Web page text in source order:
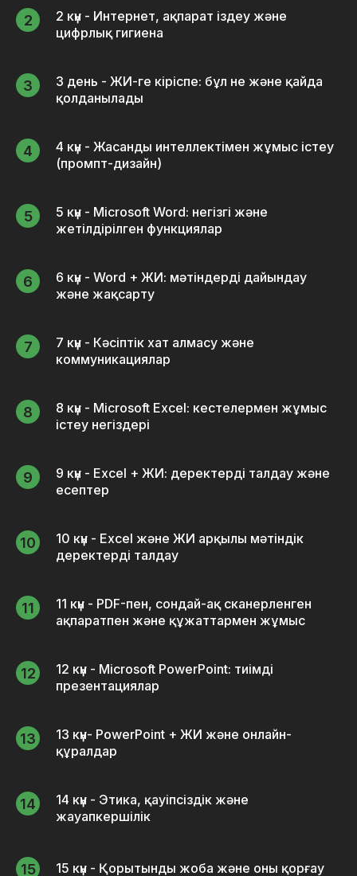
2 күн - Интернет, ақпарат іздеу және
цифрлық гигиена
3 день - ЖИ-ге кіріспе: бұл не және қайда
қолданылады
4 күн - Жасанды интеллектімен жұмыс істеу
(промпт-дизайн)
5 күн - Microsoft Word: негізгі және
жетілдірілген функциялар
6 күн - Word + ЖИ: мәтіндерді дайындау
және жақсарту
7 күн - Кәсіптік хат алмасу және
коммуникациялар
8 күн - Microsoft Excel: кестелермен жұмыс
істеу негіздері
9 күн - Excel + ЖИ: деректерді талдау және
есептер
10 күн - Excel және ЖИ арқылы мәтіндік
деректерді талдау
11 күн - PDF-пен, сондай-ақ сканерленген
ақпаратпен және құжаттармен жұмыс
12 күн - Microsoft PowerPoint: тиімді
презентациялар
13 күн- PowerPoint + ЖИ және онлайн-
құралдар
14 күн - Этика, қауіпсіздік және
жауапкершілік
15 күн - Қорытынды жоба және оны қорғау